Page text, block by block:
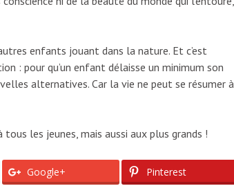
enfants jouant dans la nature. Et c’est
: pour qu’un enfant délaisse un minimum son
alternatives. Car la vie ne peut se résumer à
les jeunes, mais aussi aux plus grands !
Google+ Pinterest